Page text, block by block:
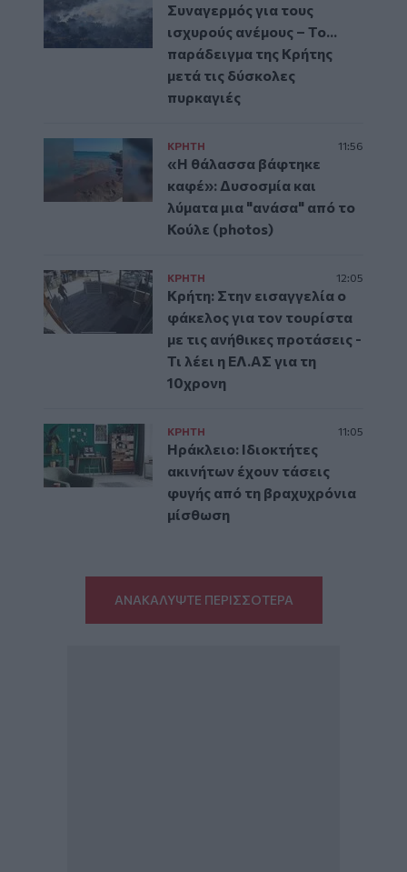
Συναγερμός για τους
ισχυρούς ανέμους – Το...
παράδειγμα της Κρήτης
μετά τις δύσκολες
πυρκαγιές
ΚΡΗΤΗ 11:56
«Η θάλασσα βάφτηκε
καφέ»: Δυσοσμία και
λύματα μια "ανάσα" από το
Κούλε (photos)
ΚΡΗΤΗ 12:05
Κρήτη: Στην εισαγγελία ο
φάκελος για τον τουρίστα
με τις ανήθικες προτάσεις -
Τι λέει η ΕΛ.ΑΣ για τη
10χρονη
ΚΡΗΤΗ 11:05
Ηράκλειο: Ιδιοκτήτες
ακινήτων έχουν τάσεις
φυγής από τη βραχυχρόνια
μίσθωση
ΑΝΑΚΑΛΥΨΤΕ ΠΕΡΙΣΣΟΤΕΡΑ